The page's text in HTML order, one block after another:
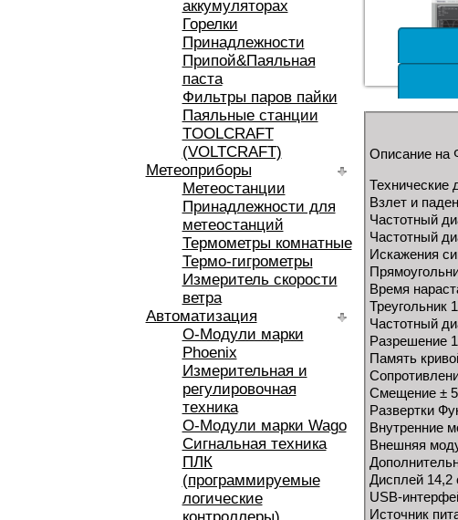
аккумуляторах
Горелки
Принадлежности
Припой&Паяльная
паста
Фильтры паров пайки
Паяльные станции
TOOLCRAFT
(VOLTCRAFT)
Метеоприборы
Метеостанции
Принадлежности для
метеостанций
Термометры комнатные
Термо-гигрометры
Измеритель скорости
ветра
Автоматизация
O-Модули марки
Phoenix
Измерительная и
регулировочная
техника
O-Модули марки Wago
Сигнальная техника
ПЛК
(программируемые
логические
Описание на
Технические
Взлет и
Частотный
Частотный
Искажения
Время
Треугольник
Частотный
Разрешение
Память
Смещение ±
Развертки
Внутренние
Внешняя
Дисплей
USB-
Источник